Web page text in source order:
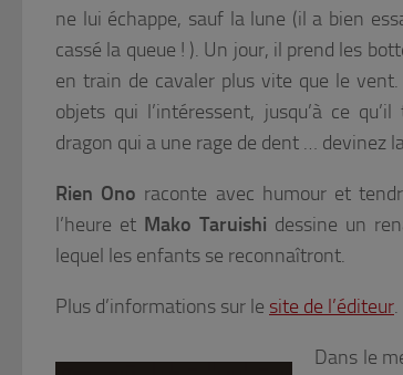
ne lui échappe, sauf la lune (il a bien
cassé la queue ! ). Un jour, il prend les
en train de cavaler plus vite que le
objets qui l’intéressent, jusqu’à ce
dragon qui a une rage de dent … devinez
Rien Ono raconte avec humour et
l’heure et Mako Taruishi dessine un
lequel les enfants se reconnaîtront.
Plus d’informations sur le site de l’éditeur.
Dans le